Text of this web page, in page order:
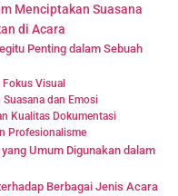
Menciptakan Suasana
di Acara
Penting dalam Sebuah
Visual
dan Emosi
Kualitas Dokumentasi
Profesionalisme
Umum Digunakan dalam
Berbagai Jenis Acara